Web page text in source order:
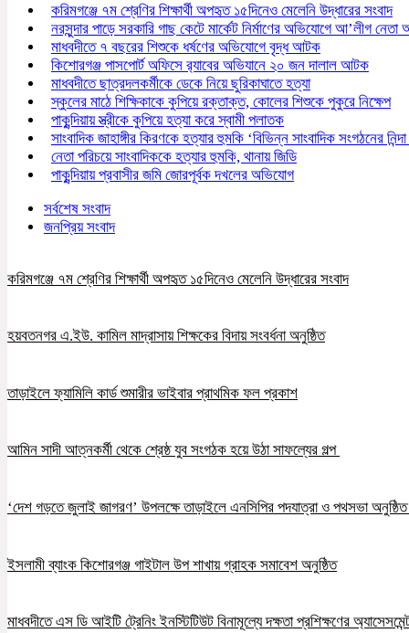
করিমগঞ্জে ৭ম শ্রেণির শিক্ষার্থী অপহৃত ১৫দিনেও মেলেনি উদ্ধারের সংবাদ
নরসুন্দার পাড়ে সরকারি গাছ কেটে মার্কেট নির্মাণের অভিযোগে আ’লীগ
মাধবদীতে ৭ বছরের শিশুকে ধর্ষণের অভিযোগে বৃদ্ধ আটক
কিশোরগঞ্জ পাসপোর্ট অফিসে র‍্যাবের অভিযানে ২০ জন দালাল আটক
মাধবদীতে ছাত্রদলকর্মীকে ডেকে নিয়ে ছুরিকাঘাতে হত্যা
স্কুলের মাঠে শিক্ষিকাকে কুপিয়ে রক্তাক্ত, কোলের শিশুকে পুকুরে নিক্ষেপ
পাকুন্দিয়ায় স্ত্রীকে কুপিয়ে হত্যা করে স্বামী পলাতক
সাংবাদিক জাহাঙ্গীর কিরণকে হত্যার হুমকি ‘বিভিন্ন সাংবাদিক সংগঠনের
নেতা পরিচয়ে সাংবাদিককে হত্যার হুমকি, থানায় জিডি
পাকুন্দিয়ায় প্রবাসীর জমি জোরপূর্বক দখলের অভিযোগ
সর্বশেষ সংবাদ
জনপ্রিয় সংবাদ
করিমগঞ্জে ৭ম শ্রেণির শিক্ষার্থী অপহৃত ১৫দিনেও মেলেনি উদ্ধারের সংবাদ
হয়বতনগর এ.ইউ. কামিল মাদ্রাসায় শিক্ষকের বিদায় সংবর্ধনা অনুষ্ঠিত
তাড়াইলে ফ্যামিলি কার্ড শুমারীর ভাইবার প্রাথমিক ফল প্রকাশ
আমিন সাদী আত্নকর্মী থেকে শ্রেষ্ঠ যুব সংগঠক হয়ে উঠা সাফল্যের গল্প
‘দেশ গড়তে জুলাই জাগরণ’ উপলক্ষে তাড়াইলে এনসিপির পদযাত্রা ও পথসভা অনুষ্ঠিত
ইসলামী ব্যাংক কিশোরগঞ্জ গাইটাল উপ শাখায় গ্রাহক সমাবেশ অনুষ্ঠিত
মাধবদীতে এস ডি আইটি ট্রেনিং ইনস্টিটিউট বিনামূল্যে দক্ষতা প্রশিক্ষণের